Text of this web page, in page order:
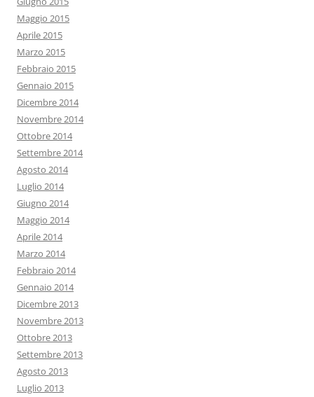
Maggio 2015
Aprile 2015
Marzo 2015
Febbraio 2015
Gennaio 2015
Dicembre 2014
Novembre 2014
Ottobre 2014
Settembre 2014
Agosto 2014
Luglio 2014
Giugno 2014
Maggio 2014
Aprile 2014
Marzo 2014
Febbraio 2014
Gennaio 2014
Dicembre 2013
Novembre 2013
Ottobre 2013
Settembre 2013
Agosto 2013
Luglio 2013